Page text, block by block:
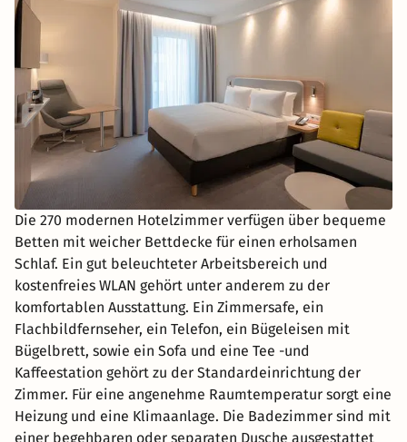
Die 270 modernen Hotelzimmer verfügen über bequeme
Betten mit weicher Bettdecke für einen erholsamen
Schlaf. Ein gut beleuchteter Arbeitsbereich und
kostenfreies WLAN gehört unter anderem zu der
komfortablen Ausstattung. Ein Zimmersafe, ein
Flachbildfernseher, ein Telefon, ein Bügeleisen mit
Bügelbrett, sowie ein Sofa und eine Tee -und
Kaffeestation gehört zu der Standardeinrichtung der
Zimmer. Für eine angenehme Raumtemperatur sorgt eine
Heizung und eine Klimaanlage. Die Badezimmer sind mit
einer begehbaren oder separaten Dusche ausgestattet